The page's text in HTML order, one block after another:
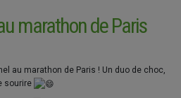
marathon de Paris
au marathon de Paris ! Un duo de choc,
sourire